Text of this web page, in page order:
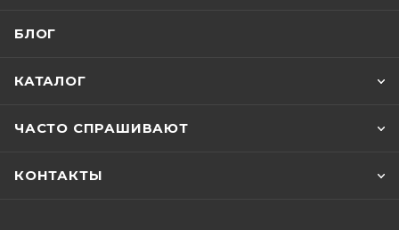
БЛОГ
КАТАЛОГ
ЧАСТО СПРАШИВАЮТ
КОНТАКТЫ